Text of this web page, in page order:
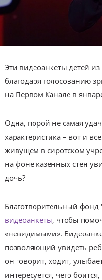
Эти видеоанкеты детей
благодаря голосованию
на Первом Канале в
Одна, порой не самая
характеристика – вот и
живущем в сиротском
на фоне казенных стен
дочь?
Благотворительный фонд
видеоанкеты, чтобы
«невидимыми».
позволяющий увидеть
он говорит, ходит,
интересуется, чего